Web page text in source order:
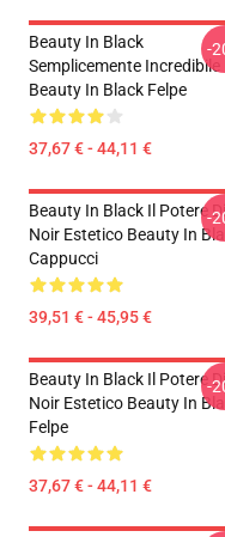
Beauty In Black
Semplicemente Incredibile
Beauty In Black Felpe
37,67 € - 44,11 €
-
Beauty In Black Il Potere Di
Noir Estetico Beauty In
Cappucci
39,51 € - 45,95 €
-
Beauty In Black Il Potere Di
Noir Estetico Beauty In
Felpe
37,67 € - 44,11 €
-